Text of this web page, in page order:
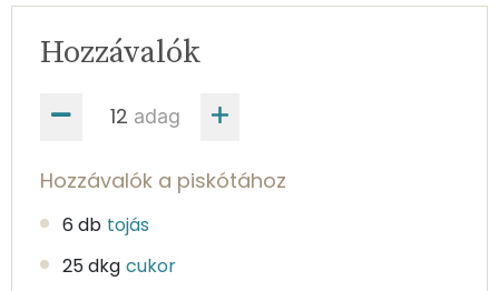
adag
Hozzávalók
Hozzávalók a piskótához
6 db tojás
25 dkg cukor